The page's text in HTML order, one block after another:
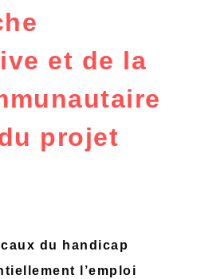
et de la
projet
du handicap
l’emploi